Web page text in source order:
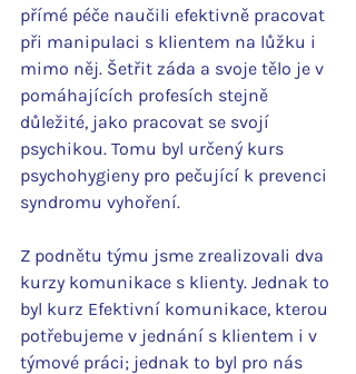
přímé péče naučili efektivně pracovat
při manipulaci s klientem na lůžku i
mimo něj. Šetřit záda a svoje tělo je v
pomáhajících profesích stejně
důležité, jako pracovat se svojí
psychikou. Tomu byl určený kurs
psychohygieny pro pečující k prevenci
syndromu vyhoření.
Z podnětu týmu jsme zrealizovali dva
kurzy komunikace s klienty. Jednak to
byl kurz Efektivní komunikace, kterou
potřebujeme v jednání s klientem i v
týmové práci; jednak to byl pro nás